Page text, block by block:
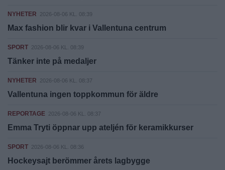
NYHETER 2026-08-06 KL. 08:39
Max fashion blir kvar i Vallentuna centrum
SPORT 2026-08-06 KL. 08:39
Tänker inte på medaljer
NYHETER 2026-08-06 KL. 08:37
Vallentuna ingen toppkommun för äldre
REPORTAGE 2026-08-06 KL. 08:37
Emma Tryti öppnar upp ateljén för keramikkurser
SPORT 2026-08-06 KL. 08:36
Hockeysajt berömmer årets lagbygge